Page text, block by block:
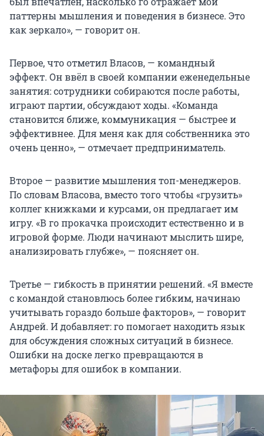
паттерны мышления и поведения в бизнесе. Это
как зеркало», — говорит он.
Первое, что отметил Власов, — командный
эффект. Он ввёл в своей компании еженедельные
занятия: сотрудники собираются после работы,
играют партии, обсуждают ходы. «Команда
становится ближе, коммуникация — быстрее и
эффективнее. Для меня как для собственника это
очень ценно», — отмечает предприниматель.
Второе — развитие мышления топ-менеджеров.
По словам Власова, вместо того чтобы «грузить»
коллег книжками и курсами, он предлагает им
игру. «В го прокачка происходит естественно и в
игровой форме. Люди начинают мыслить шире,
анализировать глубже», — поясняет он.
Третье — гибкость в принятии решений. «Я вместе
с командой становлюсь более гибким, начинаю
учитывать гораздо больше факторов», — говорит
Андрей. И добавляет: го помогает находить язык
для обсуждения сложных ситуаций в бизнесе.
Ошибки на доске легко превращаются в
метафоры для ошибок в компании.